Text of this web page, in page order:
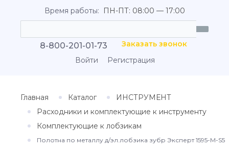
Время работы: ПН-ПТ: 08:00 — 17:00
8-800-201-01-73
Заказать звонок
Войти
Регистрация
Главная Каталог
ИНСТРУМЕНТ
Расходники и комплектующие к инструменту
Комплектующие к лобзикам
Полотна по металлу д/эл.лобзика зубр Эксперт 1595-М-S5